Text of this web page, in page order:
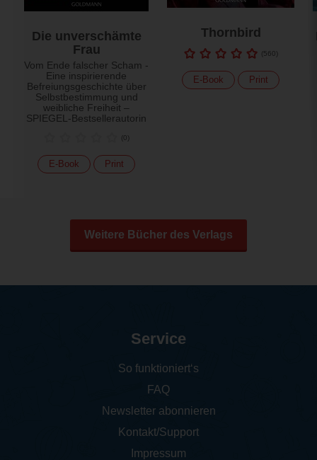
Die unverschämte
Frau
Vom Ende falscher Scham -
Eine inspirierende
Befreiungsgeschichte über
Selbstbestimmung und
weibliche Freiheit –
SPIEGEL-Bestsellerautorin
(0)
E-Book Print
Thornbird
(560)
E-Book Print
Weitere Bücher des Verlags
Service
So funktioniert‘s
FAQ
Newsletter abonnieren
Kontakt/Support
Impressum